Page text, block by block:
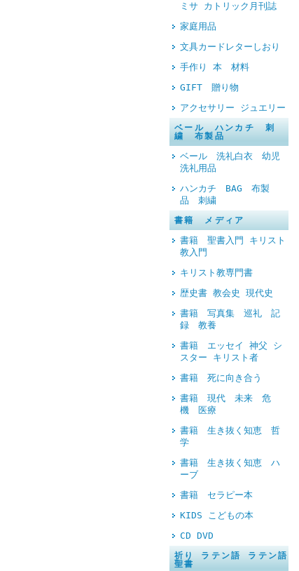
ミサ カトリック月刊誌
家庭用品
文具カードレターしおり
手作り 本 材料
GIFT 贈り物
アクセサリー ジュエリー
ベール ハンカチ 刺
繍 布製品
ベール 洗礼白衣 幼児
洗礼用品
ハンカチ BAG 布製
品 刺繍
書籍 メディア
書籍 聖書入門 キリスト
教入門
キリスト教専門書
歴史書 教会史 現代史
書籍 写真集 巡礼 記
録 教養
書籍 エッセイ 神父 シ
スター キリスト者
書籍 死に向き合う
書籍 現代 未来 危
機 医療
書籍 生き抜く知恵 哲
学
書籍 生き抜く知恵 ハ
ーブ
書籍 セラピー本
KIDS こどもの本
CD DVD
祈り ラテン語 ラテン語
聖書